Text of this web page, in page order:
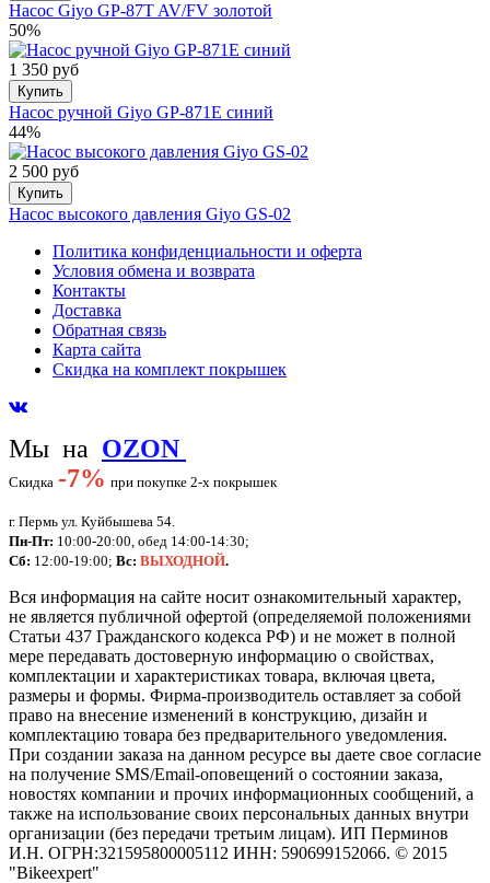
Насос Giyo GP-87T AV/FV золотой
50%
1 350 руб
Купить
Насос ручной Giyo GP-871E синий
44%
2 500 руб
Купить
Насос высокого давления Giyo GS-02
Политика конфиденциальности и оферта
Условия обмена и возврата
Контакты
Доставка
Обратная связь
Карта сайта
Скидка на комплект покрышек
Мы на OZON
Скидка -7% при покупке 2-х покрышек
г. Пермь ул. Куйбышева 54.
Пн-Пт: 10:00-20:00, обед 14:00-14:30;
Сб: 12:00-19:00; Вс: ВЫХОДНОЙ.
Вся информация на сайте носит ознакомительный характер,
не является публичной офертой (определяемой положениями
Статьи 437 Гражданского кодекса РФ) и не может в полной
мере передавать достоверную информацию о свойствах,
комплектации и характеристиках товара, включая цвета,
размеры и формы. Фирма-производитель оставляет за собой
право на внесение изменений в конструкцию, дизайн и
комплектацию товара без предварительного уведомления.
При создании заказа на данном ресурсе вы даете свое согласие
на получение SMS/Email-оповещений о состоянии заказа,
новостях компании и прочих информационных сообщений, а
также на использование своих персональных данных внутри
организации (без передачи третьим лицам). ИП Перминов
И.Н. ОГРН:321595800005112 ИНН: 590699152066. © 2015
"Bikeexpert"